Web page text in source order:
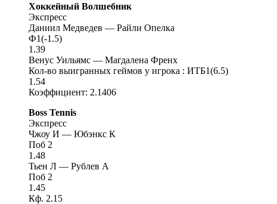
Хоккейный Волшебник
Экспресс
Даниил Медведев — Райли Опелка
Ф1(-1.5)
1.39
Венус Уильямс — Магдалена Френх
Кол-во выигранных геймов у игрока : ИТБ1(6.5)
1.54
Коэффициент: 2.1406
Boss Tennis
Экспресс
Чжоу И — Юбэнкс К
Поб 2
1.48
Тьен Л — Рублев А
Поб 2
1.45
Кф. 2.15